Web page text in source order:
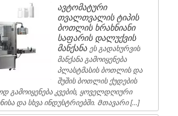
ავტომატური
თვალთვალის ტიპის
ბოთლის ხრახნიანი
საფარის დალუქვის
მანქანა ეს გადახურვის
მანქანა გამოიყენება
პლასტმასის ბოთლის და
შუშის ბოთლის ქუდების
გამოიყენება კვების, ყოველდღიური
და სხვა ინდუსტრიებში. Მთავარი […]